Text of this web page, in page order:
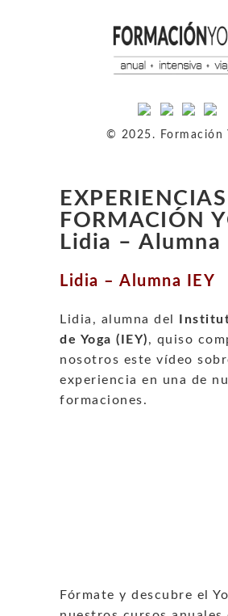
© 2025. Formación
EXPERIENCIAS
FORMACIÓN
Lidia – Alumna
Lidia – Alumna IEY
Lidia, alumna del
de Yoga (IEY), quiso
nosotros este vídeo
experiencia en una de
formaciones.
Fórmate y descubre el